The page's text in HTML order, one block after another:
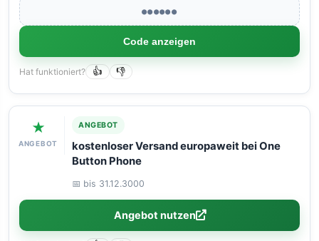
●●●●●●
Code anzeigen
Hat funktioniert? 👍 👎
★
ANGEBOT
ANGEBOT
kostenloser Versand europaweit bei One
Button Phone
📅 bis 31.12.3000
Angebot nutzen